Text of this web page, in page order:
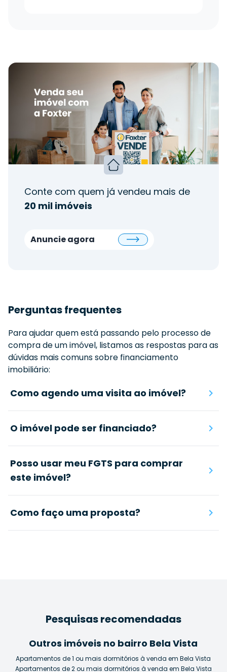
Conte com quem já vendeu mais de
20 mil imóveis
Anuncie agora
Perguntas frequentes
Para ajudar quem está passando pelo processo de
compra de um imóvel, listamos as respostas para as
dúvidas mais comuns sobre financiamento
imobiliário:
Como agendo uma visita ao imóvel?
O imóvel pode ser financiado?
Posso usar meu FGTS para comprar
este imóvel?
Como faço uma proposta?
Pesquisas recomendadas
Outros imóveis no bairro Bela Vista
Apartamentos de 1 ou mais dormitórios à venda em Bela Vista
Apartamentos de 2 ou mais dormitórios à venda em Bela Vista